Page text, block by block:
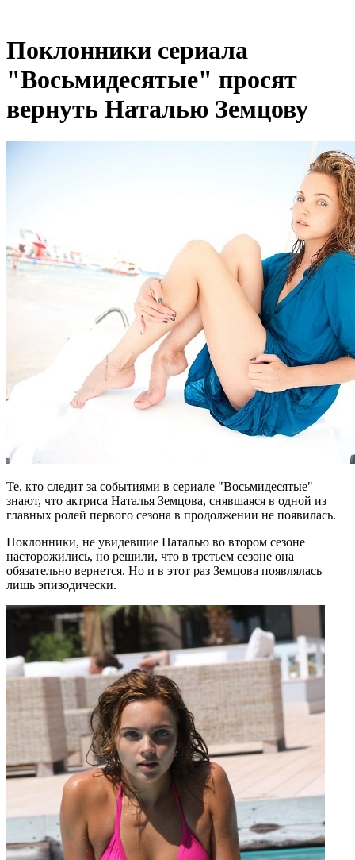
Поклонники сериала
"Восьмидесятые" просят
вернуть Наталью Земцову
Те, кто следит за событиями в сериале "Восьмидесятые"
знают, что актриса Наталья Земцова, снявшаяся в одной из
главных ролей первого сезона в продолжении не появилась.
Поклонники, не увидевшие Наталью во втором сезоне
насторожились, но решили, что в третьем сезоне она
обязательно вернется. Но и в этот раз Земцова появлялась
лишь эпизодически.